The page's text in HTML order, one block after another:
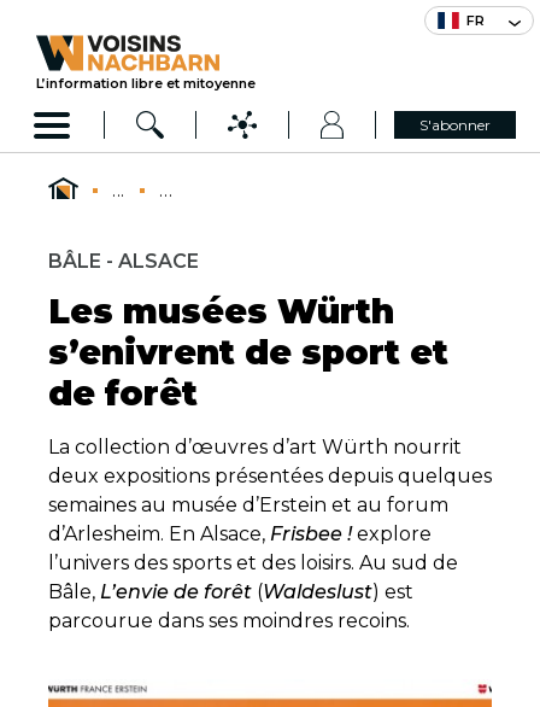
FR
L’information libre et mitoyenne
S'abonner
... ...
BÂLE - ALSACE
Les musées Würth
s’enivrent de sport et
de forêt
La collection d’œuvres d’art Würth nourrit
deux expositions présentées depuis quelques
semaines au musée d’Erstein et au forum
d’Arlesheim. En Alsace, Frisbee !explore
l’univers des sports et des loisirs. Au sud de
Bâle, L’envie de forêt (Waldeslust) est
parcourue dans ses moindres recoins.